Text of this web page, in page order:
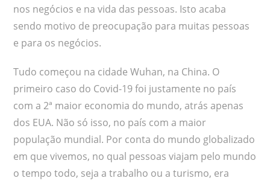
nos negócios e na vida das pessoas. Isto acaba
sendo motivo de preocupação para muitas pessoas
e para os negócios.
Tudo começou na cidade Wuhan, na China. O
primeiro caso do Covid-19 foi justamente no país
com a 2ª maior economia do mundo, atrás apenas
dos EUA. Não só isso, no país com a maior
população mundial. Por conta do mundo globalizado
em que vivemos, no qual pessoas viajam pelo mundo
o tempo todo, seja a trabalho ou a turismo, era